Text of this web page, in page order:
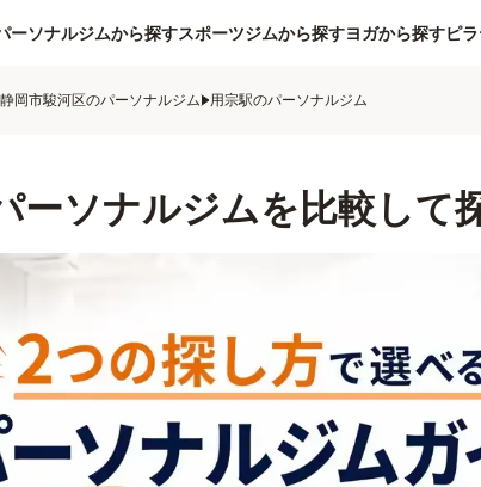
ーソナルジムから探すスポーツジムから探すヨガから探すピ
静岡市駿河区のパーソナルジム 用宗駅のパーソナルジム
ーソナルジムを比較して